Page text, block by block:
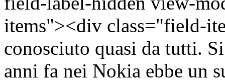
items"><div class="field-
conosciuto quasi da tutti.
anni fa nei Nokia ebbe un